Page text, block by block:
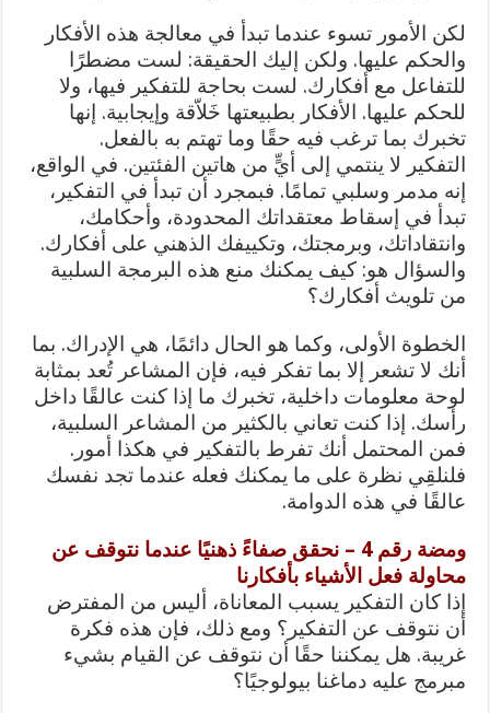
لكن الأمور تسوء عندما تبدأ في معالجة هذه الأفكار
والحكم عليها. ولكن إليك الحقيقة: لست مضطرًا
للتفاعل مع أفكارك. لست بحاجة للتفكير فيها، ولا
للحكم عليها. الأفكار بطبيعتها خَلاّقة وإيجابية. إنها
تخبرك بما ترغب فيه حقًا وما تهتم به بالفعل.
التفكير لا ينتمي إلى أيٍّ من هاتين الفئتين. في الواقع،
إنه مدمر وسلبي تمامًا. فبمجرد أن تبدأ في التفكير،
تبدأ في إسقاط معتقداتك المحدودة، وأحكامك،
وانتقاداتك، وبرمجتك، وتكييفك الذهني على أفكارك.
والسؤال هو: كيف يمكنك منع هذه البرمجة السلبية
من تلويث أفكارك؟
الخطوة الأولى، وكما هو الحال دائمًا، هي الإدراك. بما
أنك لا تشعر إلا بما تفكر فيه، فإن المشاعر تُعد بمثابة
لوحة معلومات داخلية، تخبرك ما إذا كنت عالقًا داخل
رأسك. إذا كنت تعاني بالكثير من المشاعر السلبية،
فمن المحتمل أنك تفرط بالتفكير في هكذا أمور.
فلنلقِي نظرة على ما يمكنك فعله عندما تجد نفسك
عالقًا في هذه الدوامة.
ومضة رقم 4 – نحقق صفاءً ذهنيًا عندما نتوقف عن
محاولة فعل الأشياء بأفكارنا
إذا كان التفكير يسبب المعاناة، أليس من المفترض
أن نتوقف عن التفكير؟ ومع ذلك، فإن هذه فكرة
غريبة. هل يمكننا حقًا أن نتوقف عن القيام بشيء
مبرمج عليه دماغنا بيولوجيًا؟